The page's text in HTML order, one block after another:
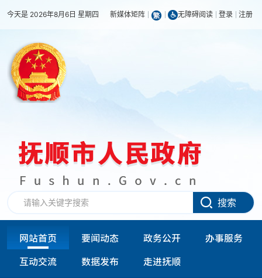
今天是 2026年8月6日 星期四 新媒体矩阵 无障碍阅读 登录 注册
搜索
网站首页 要闻动态 政务公开
办事服务
互动交流
数据发布 走进抚顺